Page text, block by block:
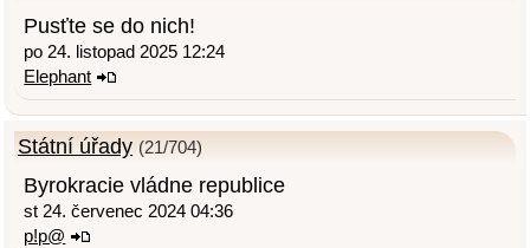
Pusťte se do nich!
po 24. listopad 2025 12:24
Elephant
Státní úřady (21/704)
Byrokracie vládne republice
st 24. červenec 2024 04:36
p!p@